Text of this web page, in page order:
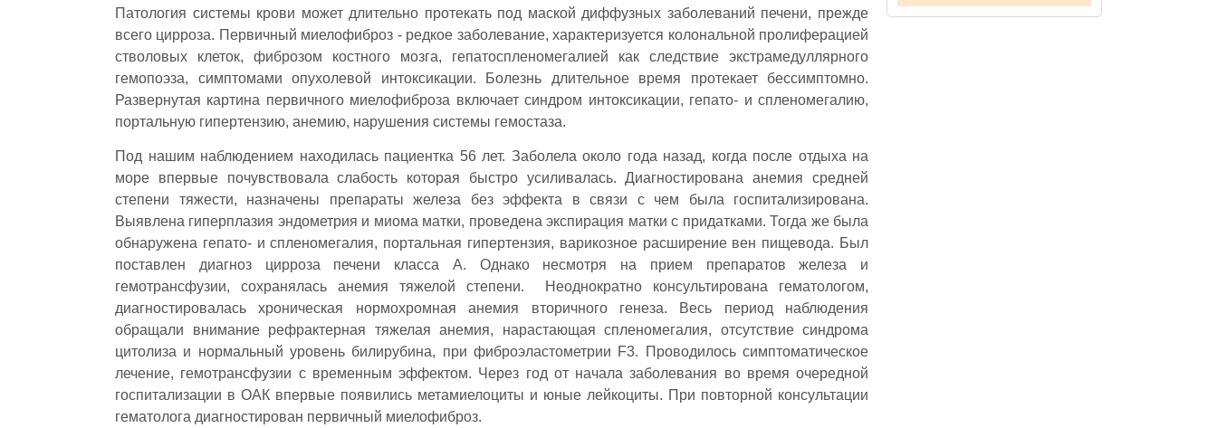
Патология системы крови может длительно протекать под маской диффузных заболеваний печени, прежде
всего цирроза. Первичный миелофиброз - редкое заболевание, характеризуется колональной пролиферацией
стволовых клеток, фиброзом костного мозга, гепатоспленомегалией как следствие экстрамедуллярного
гемопоэза, симптомами опухолевой интоксикации. Болезнь длительное время протекает бессимптомно.
Развернутая картина первичного миелофиброза включает синдром интоксикации, гепато- и спленомегалию,
портальную гипертензию, анемию, нарушения системы гемостаза.
Под нашим наблюдением находилась пациентка 56 лет. Заболела около года назад, когда после отдыха на
море впервые почувствовала слабость которая быстро усиливалась. Диагностирована анемия средней
степени тяжести, назначены препараты железа без эффекта в связи с чем была госпитализирована.
Выявлена гиперплазия эндометрия и миома матки, проведена экспирация матки с придатками. Тогда же была
обнаружена гепато- и спленомегалия, портальная гипертензия, варикозное расширение вен пищевода. Был
поставлен диагноз цирроза печени класса А. Однако несмотря на прием препаратов железа и
гемотрансфузии, сохранялась анемия тяжелой степени. Неоднократно консультирована гематологом,
диагностировалась хроническая нормохромная анемия вторичного генеза. Весь период наблюдения
обращали внимание рефрактерная тяжелая анемия, нарастающая спленомегалия, отсутствие синдрома
цитолиза и нормальный уровень билирубина, при фиброэластометрии F3. Проводилось симптоматическое
лечение, гемотрансфузии с временным эффектом. Через год от начала заболевания во время очередной
госпитализации в ОАК впервые появились метамиелоциты и юные лейкоциты. При повторной консультации
гематолога диагностирован первичный миелофиброз.